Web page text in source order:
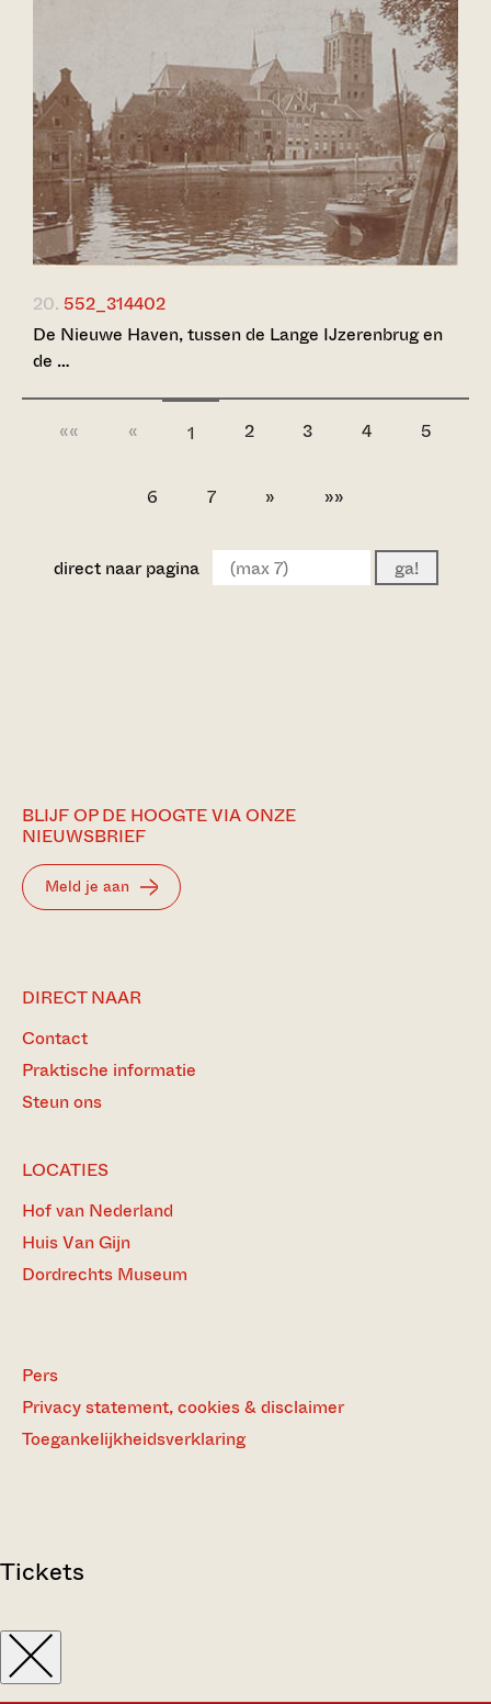
20. 552_314402
De Nieuwe Haven, tussen de Lange IJzerenbrug en
de …
«« « 1 2 3 4 5
6 7 » »»
direct naar pagina ga!
BLIJF OP DE HOOGTE VIA ONZE
NIEUWSBRIEF
Meld je aan
DIRECT NAAR
Contact
Praktische informatie
Steun ons
LOCATIES
Hof van Nederland
Huis Van Gijn
Dordrechts Museum
Pers
Privacy statement, cookies & disclaimer
Toegankelijkheidsverklaring
Tickets